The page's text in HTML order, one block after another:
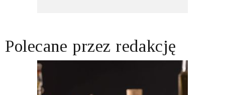
Polecane przez redakcję